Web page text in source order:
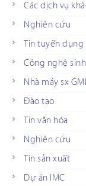
Các dịch vụ
Nghiên cứu
Tin tuyển dụng
Công nghệ
Nhà máy sx
Đào tạo
Tin văn hóa
Nghiên cứu
Tin sản xuất
Dự án IMC